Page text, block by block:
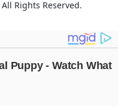
All Rights Reserved.